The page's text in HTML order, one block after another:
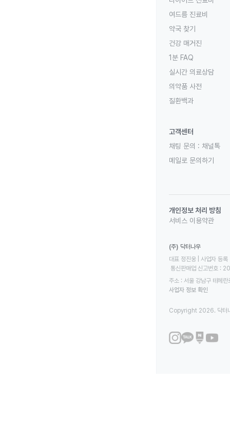
여드름 진료비
약국 찾기
건강 매거진
1분 FAQ
실시간 의료상담
의약품 사전
질환백과
고객센터
채팅 문의 : 채널톡
메일로 문의하기
개인정보 처리 방침
서비스 이용약관
(주) 닥터나우
대표 정진웅 | 사업자
통신판매업 신고번호
주소 : 서울 강남구 테헤
사업자 정보 확인
Copyright 2026. 닥터